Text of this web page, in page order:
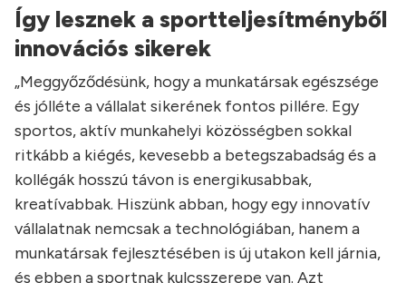
Így lesznek a sportteljesítményből
innovációs sikerek
„Meggyőződésünk, hogy a munkatársak egészsége
és jólléte a vállalat sikerének fontos pillére. Egy
sportos, aktív munkahelyi közösségben sokkal
ritkább a kiégés, kevesebb a betegszabadság és a
kollégák hosszú távon is energikusabbak,
kreatívabbak. Hiszünk abban, hogy egy innovatív
vállalatnak nemcsak a technológiában, hanem a
munkatársak fejlesztésében is új utakon kell járnia,
és ebben a sportnak kulcsszerepe van. Azt